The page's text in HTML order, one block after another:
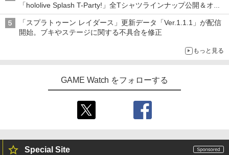
「hololive Splash T-Party!」全Tシャツラインナップ公開＆オン
ライン販売開始
「スプラトゥーン レイダース」更新データ「Ver.1.1.1」が配信
開始。ブキやステージに関する不具合を修正
もっと見る
GAME Watch をフォローする
Special Site